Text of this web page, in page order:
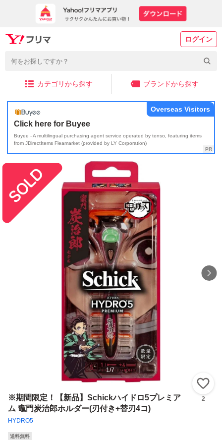
ログイン
カテゴリから探す ブランドから探す
Click here for Buyee
Buyee - A multilingual purchasing agent service operated by tenso, featuring items
from JDirectItems Fleamarket (provided by LY Corporation)
Overseas Visitors
1/7
※期間限定！【新品】Schickハイドロ5プレミア
ム 竈門炭治郎ホルダー(刃付き+替刃4コ)
HYDRO5
2
送料無料